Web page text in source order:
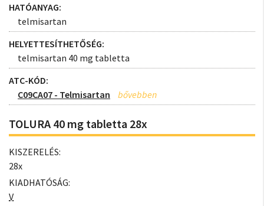
HATÓANYAG:
telmisartan
HELYETTESÍTHETŐSÉG:
telmisartan 40 mg tabletta
ATC-KÓD:
C09CA07 - Telmisartan
TOLURA 40 mg tabletta 28x
KISZERELÉS:
28x
KIADHATÓSÁG:
V